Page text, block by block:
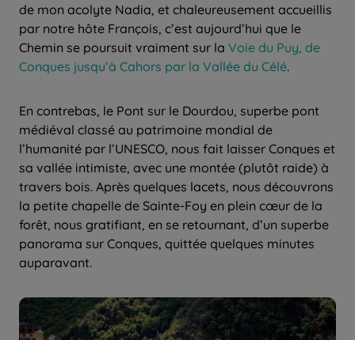
de mon acolyte Nadia, et chaleureusement accueillis
par notre hôte François, c’est aujourd’hui que le
Chemin se poursuit vraiment sur la Voie du Puy, de
Conques jusqu’à Cahors par la Vallée du Célé.
En contrebas, le Pont sur le Dourdou, superbe pont
médiéval classé au patrimoine mondial de
l’humanité par l’UNESCO, nous fait laisser Conques et
sa vallée intimiste, avec une montée (plutôt raide) à
travers bois. Après quelques lacets, nous découvrons
la petite chapelle de Sainte-Foy en plein cœur de la
forêt, nous gratifiant, en se retournant, d’un superbe
panorama sur Conques, quittée quelques minutes
auparavant.